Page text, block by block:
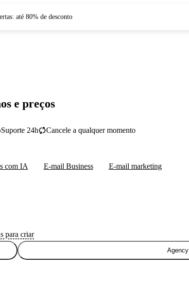
até 80% de desconto
e preços
Suporte 24h Cancele a qualquer momento
com IA E-mail Business E-mail marketing
para criar
Agency